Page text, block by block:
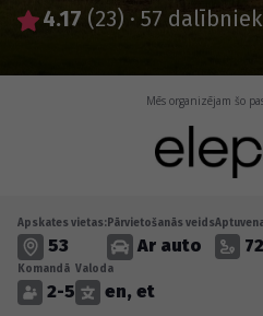
4.17 (23) · 57
Mēs organizējam šo
Apskates vietas:
53
Pārvietošanās veids
Ar auto
Komandā
2-5
Valoda
en, et